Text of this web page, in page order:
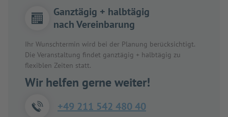
Ganztägig + halbtägig
nach Vereinbarung
Ihr Wunschtermin wird bei der Planung berücksichtigt.
Die Veranstaltung findet ganztägig + halbtägig zu
flexiblen Zeiten statt.
Wir helfen gerne weiter!
+49 211 542 480 40